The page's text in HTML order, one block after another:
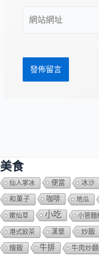
地
站
美食
仙人掌冰 便當 冰沙
和菓子 咖啡 地瓜
嫰仙草 小吃 小管麵
港式飲茶 漢堡 炒飯
燴飯 牛排 牛肉炒麵